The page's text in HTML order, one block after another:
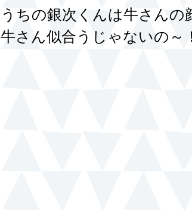
うちの銀次くんは牛さんの
牛さん似合うじゃないの～